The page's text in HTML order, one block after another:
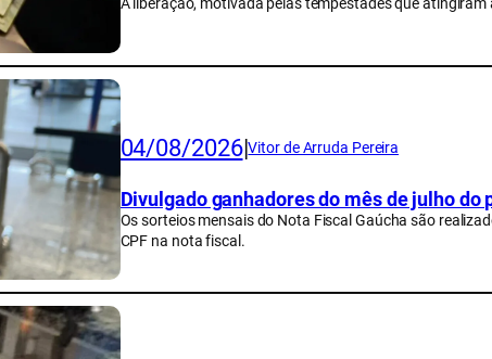
A liberação, motivada pelas tempestades que
04/08/2026|Vitor de Arruda Pereira
Divulgado ganhadores do mês de julho
Os sorteios mensais do Nota Fiscal Gaúcha são
CPF na nota fiscal.